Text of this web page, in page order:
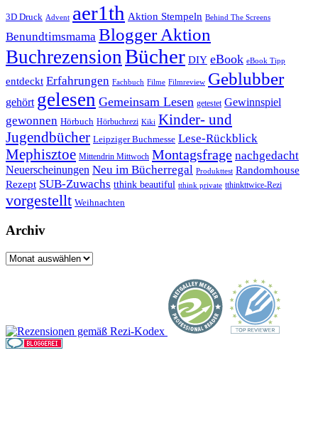
3D Druck Advent aer1th Aktion Stempeln Behind The Screens
Benundtimsmama Blogger Aktion
Buchrezension Bücher DIY eBook eBook Tipp
entdeckt Erfahrungen Fachbuch Filme Filmreview Geblubber
gehört gelesen Gemeinsam Lesen getestet Gewinnspiel
gewonnen Hörbuch Hörbuchrezi Kiki Kinder- und
Jugendbücher Leipziger Buchmesse Lese-Rückblick
Mephisztoe Mittendrin Mittwoch Montagsfrage nachgedacht
Neuerscheinungen Neu im Bücherregal Produkttest Randomhouse
Rezept SUB-Zuwachs tthink beautiful tthink private tthinkttwice-Rezi
vorgestellt Weihnachten
Archiv
Archiv